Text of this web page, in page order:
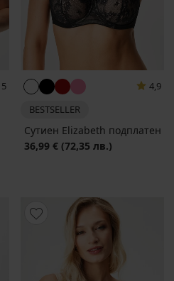
5
4,9
BESTSELLER
Сутиен Elizabeth подплатен
36,99 € (72,35 лв.)